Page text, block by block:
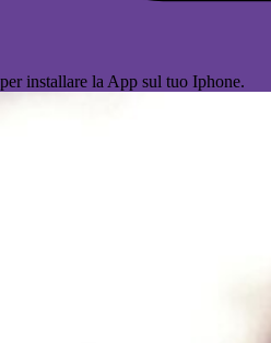
per installare la App sul tuo Iphone.